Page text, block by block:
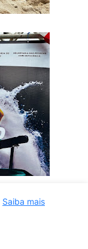
Saiba mais